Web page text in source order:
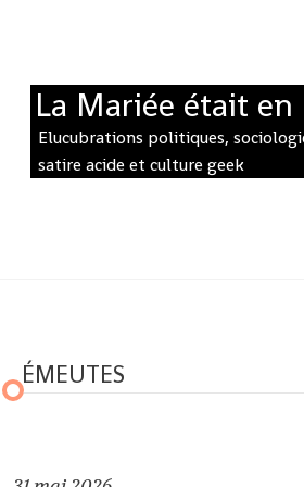
La Mariée était en
Elucubrations politiques,
satire acide et culture geek
ÉMEUTES